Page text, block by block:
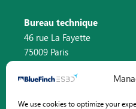
We use cookies to optimize your
Bureau technique
46 rue La Fayette
75009 Paris
Contact